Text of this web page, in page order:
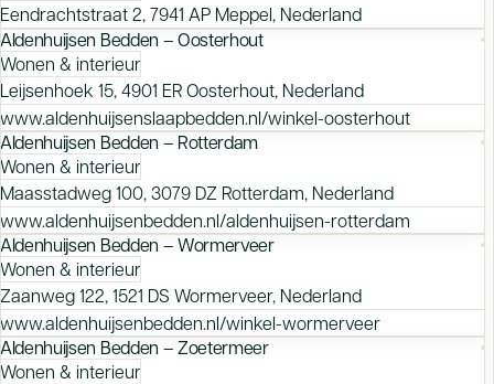
Eendrachtstraat 2, 7941 AP Meppel, Nederland
Aldenhuijsen Bedden – Oosterhout
Wonen & interieur
Leijsenhoek 15, 4901 ER Oosterhout, Nederland
www.aldenhuijsenslaapbedden.nl/winkel-oosterhout
Aldenhuijsen Bedden – Rotterdam
Wonen & interieur
Maasstadweg 100, 3079 DZ Rotterdam, Nederland
www.aldenhuijsenbedden.nl/aldenhuijsen-rotterdam
Aldenhuijsen Bedden – Wormerveer
Wonen & interieur
Zaanweg 122, 1521 DS Wormerveer, Nederland
www.aldenhuijsenbedden.nl/winkel-wormerveer
Aldenhuijsen Bedden – Zoetermeer
Wonen & interieur